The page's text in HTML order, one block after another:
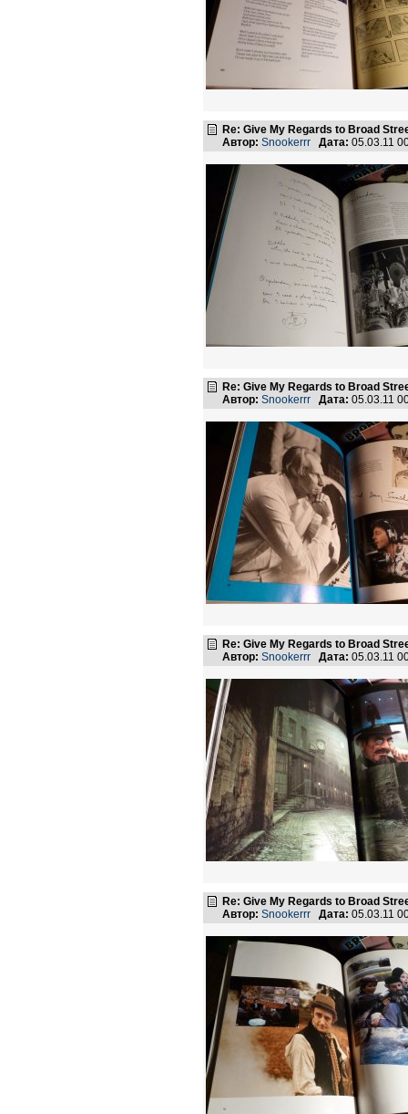
Re: Give My Regards to Broad
Автор: Snookerrr Дата: 05.03.11
Re: Give My Regards to Broad
Автор: Snookerrr Дата: 05.03.11
Re: Give My Regards to Broad
Автор: Snookerrr Дата: 05.03.11
Re: Give My Regards to Broad
Автор: Snookerrr Дата: 05.03.11